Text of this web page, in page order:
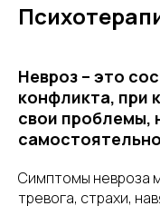
Невроз – это
конфликта, при
свои проблемы,
Симптомы невроза
тревога, страхи,